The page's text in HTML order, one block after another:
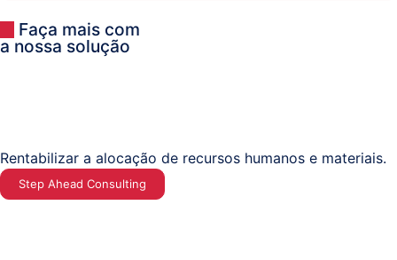
Faça mais com
a nossa solução
Rentabilizar a alocação de recursos humanos e materiais.
Step Ahead Consulting